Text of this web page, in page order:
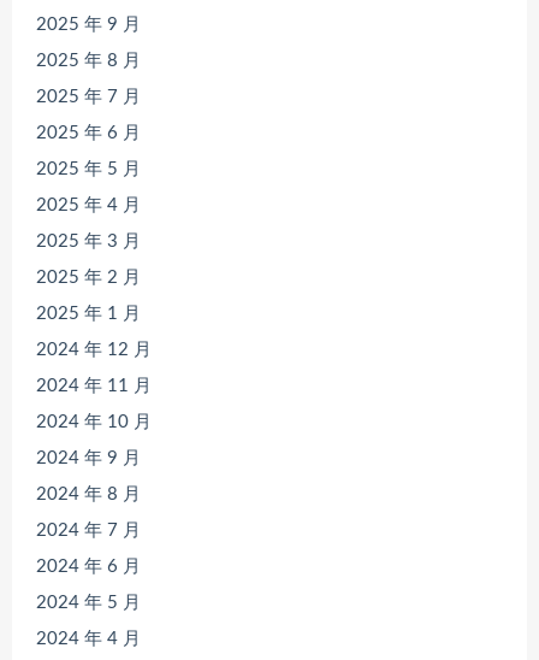
2025 年 9 月
2025 年 8 月
2025 年 7 月
2025 年 6 月
2025 年 5 月
2025 年 4 月
2025 年 3 月
2025 年 2 月
2025 年 1 月
2024 年 12 月
2024 年 11 月
2024 年 10 月
2024 年 9 月
2024 年 8 月
2024 年 7 月
2024 年 6 月
2024 年 5 月
2024 年 4 月